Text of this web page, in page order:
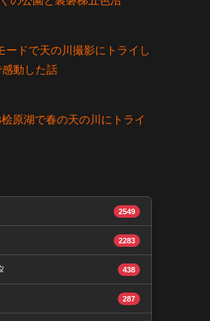
ードで天の川撮影にトライし
動した話
原湖で春の天の川にトライ
2549
2283
438
287